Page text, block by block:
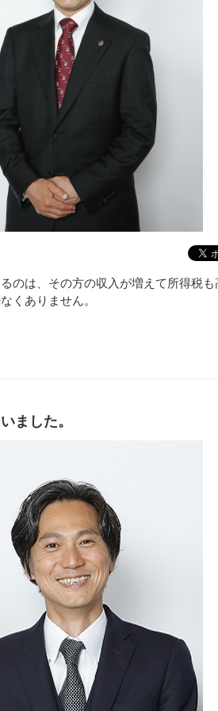
のは、その方の収入が増えて所得税も
くありません。
ました。